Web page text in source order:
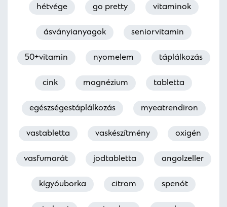
hétvége go pretty vitaminok
ásványianyagok seniorvitamin
50+vitamin nyomelem táplálkozás
cink magnézium tabletta
egészségestáplálkozás myeatrendiron
vastabletta vaskészítmény oxigén
vasfumarát jodtabletta angolzeller
kígyóuborka citrom spenót